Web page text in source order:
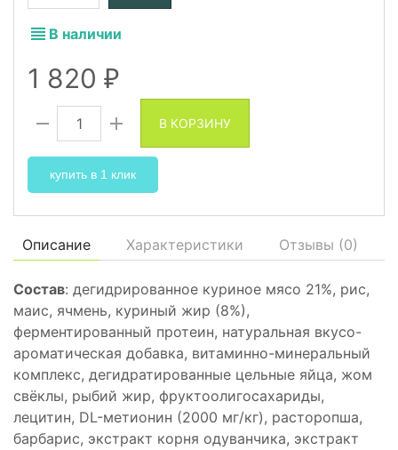
В наличии
1 820 ₽
В КОРЗИНУ
купить в 1 клик
Описание Характеристики Отзывы (0)
Состав: дегидрированное куриное мясо 21%, рис,
маис, ячмень, куриный жир (8%),
ферментированный протеин, натуральная вкусо-
ароматическая добавка, витаминно-минеральный
комплекс, дегидратированные цельные яйца, жом
свёклы, рыбий жир, фруктоолигосахариды,
лецитин, DL-метионин (2000 мг/кг), расторопша,
барбарис, экстракт корня одуванчика, экстракт